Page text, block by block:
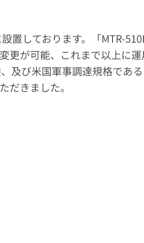
置しております。「MTR-
更が可能、これまで以上に
及び米国軍事調達規格であ
だきました。